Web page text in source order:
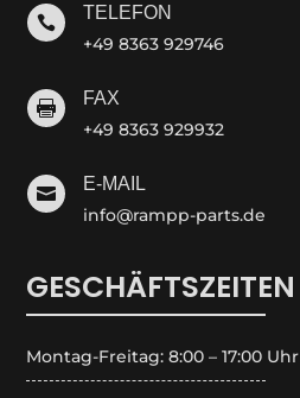
 TELEFON
+49 8363 929746
 FAX
+49 8363 929932
 E-MAIL
info@rampp-parts.de
GESCHÄFTSZEITEN
Montag-Freitag: 8:00 – 17:00 Uhr